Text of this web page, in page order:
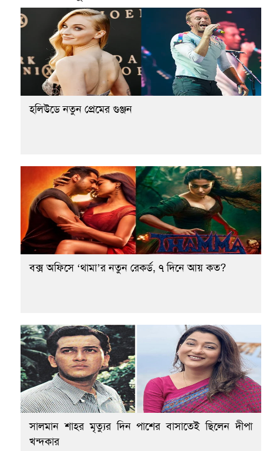
হলিউডে নতুন প্রেমের গুঞ্জন
বক্স অফিসে ‘থামা’র নতুন রেকর্ড, ৭ দিনে আয় কত?
সালমান শাহর মৃত্যুর দিন পাশের বাসাতেই ছিলেন দীপা
খন্দকার